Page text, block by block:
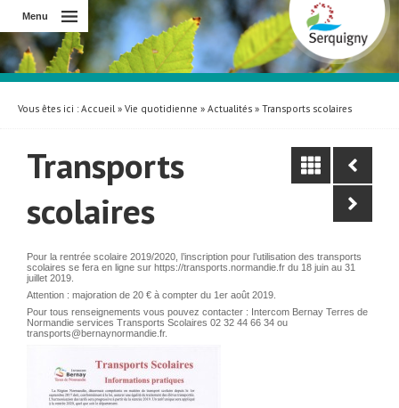
Menu
Vous êtes ici :Accueil» Vie quotidienne » Actualités » Transports scolaires
Transports
scolaires
Pour la rentrée scolaire 2019/2020, l’inscription pour l’utilisation des transports
scolaires se fera en ligne sur https://transports.normandie.fr du 18 juin au 31
juillet 2019.
Attention : majoration de 20 € à compter du 1er août 2019.
Pour tous renseignements vous pouvez contacter : Intercom Bernay Terres de
Normandie services Transports Scolaires 02 32 44 66 34 ou
transports@bernaynormandie.fr.